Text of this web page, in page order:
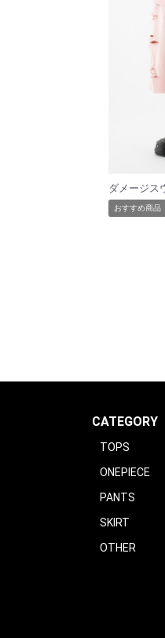
おすすめ商品
CATEGORY
TOPS
ONEPIECE
PANTS
SKIRT
OTHER